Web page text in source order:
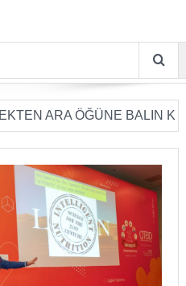
ÖĞÜNE BALIN KULLANIM